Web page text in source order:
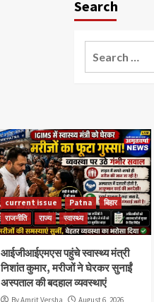
Search
current issue Patna
बिहार
राजनीति
राज्य स्वास्थ्य
आईजीआईएमएस पहुंचे स्वास्थ्य मंत्री
निशांत कुमार, मरीजों ने घेरकर सुनाईं
अस्पताल की बदहाल व्यवस्थाएं
By Amrit Versha August 6, 2026